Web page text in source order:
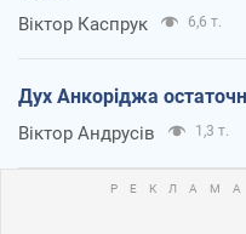
Віктор Каспрук 6,6 т.
Дух Анкоріджа
Віктор Андрусів 1,3 т.